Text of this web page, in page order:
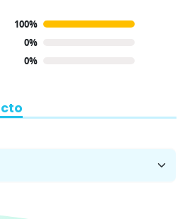
100%
0%
0%